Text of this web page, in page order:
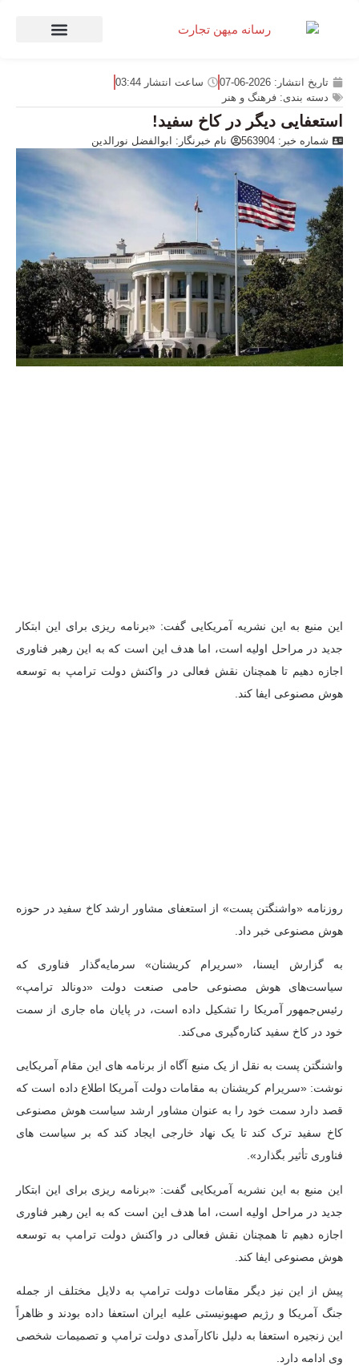
تاریخ انتشار: 2026-06-07 ساعت انتشار 03:44
دسته بندی: فرهنگ و هنر
استعفایی دیگر در کاخ سفید!
شماره خبر: 563904 نام خبرنگار: ابوالفضل نورالدین
این منبع به این نشریه آمریکایی گفت: «برنامه ریزی برای این ابتکار
جدید در مراحل اولیه است، اما هدف این است که به این رهبر فناوری
اجازه دهیم تا همچنان نقش فعالی در واکنش دولت ترامپ به توسعه
هوش مصنوعی ایفا کند.
روزنامه «واشنگتن پست» از استعفای مشاور ارشد کاخ سفید در حوزه
هوش مصنوعی خبر داد.
به گزارش ایسنا، «سریرام کریشنان» سرمایه‌گذار فناوری که
سیاست‌های هوش مصنوعی حامی صنعت دولت «دونالد ترامپ»
رئیس‌جمهور آمریکا را تشکیل داده است، در پایان ماه جاری از سمت
خود در کاخ سفید کناره‌گیری می‌کند.
واشنگتن پست به نقل از یک منبع آگاه از برنامه های این مقام آمریکایی
نوشت: «سریرام کریشنان به مقامات دولت آمریکا اطلاع داده است که
قصد دارد سمت خود را به عنوان مشاور ارشد سیاست هوش مصنوعی
کاخ سفید ترک کند تا یک نهاد خارجی ایجاد کند که بر سیاست های
فناوری تأثیر بگذارد».
این منبع به این نشریه آمریکایی گفت: «برنامه ریزی برای این ابتکار
جدید در مراحل اولیه است، اما هدف این است که به این رهبر فناوری
اجازه دهیم تا همچنان نقش فعالی در واکنش دولت ترامپ به توسعه
هوش مصنوعی ایفا کند.
پیش از این نیز دیگر مقامات دولت ترامپ به دلایل مختلف از جمله
جنگ آمریکا و رژیم صهیونیستی علیه ایران استعفا داده بودند و ظاهراً
این زنجیره استعفا به دلیل ناکارآمدی دولت ترامپ و تصمیمات شخصی
وی ادامه دارد.